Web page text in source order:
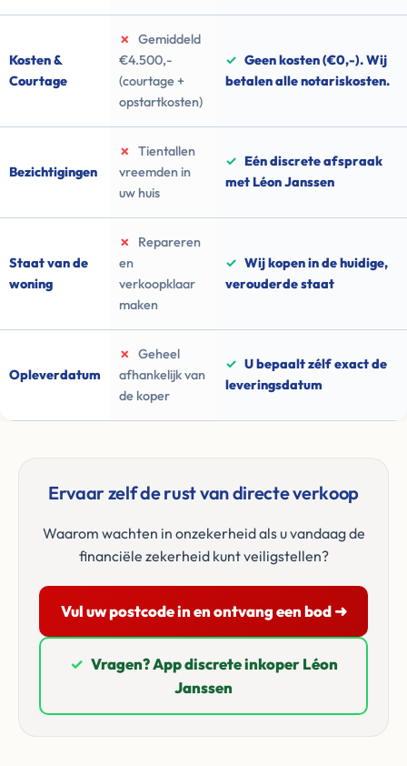
Kosten &
Courtage
✗
Gemiddeld
€4.500,-
(courtage +
opstartkosten)
✓ Geen kosten (€0,-). Wij
betalen alle notariskosten.
Bezichtigingen
✗
Tientallen
vreemden in
uw huis
✓ Eén discrete afspraak
met Léon Janssen
Staat van de
woning
✗
Repareren
en
verkoopklaar
maken
✓ Wij kopen in de huidige,
verouderde staat
Opleverdatum
✗
Geheel
afhankelijk van
de koper
✓ U bepaalt zélf exact de
leveringsdatum
Ervaar zelf de rust van directe verkoop
Waarom wachten in onzekerheid als u vandaag de
financiële zekerheid kunt veiligstellen?
Vul uw postcode in en ontvang een bod ➜
✓ Vragen? App discrete inkoper Léon
Janssen